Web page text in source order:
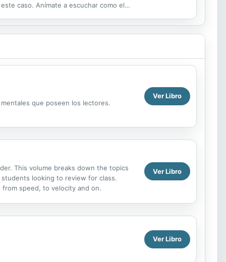
caso. Anímate a escuchar como el
que poseen los lectores.
Ver Libro
This volume breaks down the topics
looking to review for class.
speed, to velocity and on.
Ver Libro
Ver Libro